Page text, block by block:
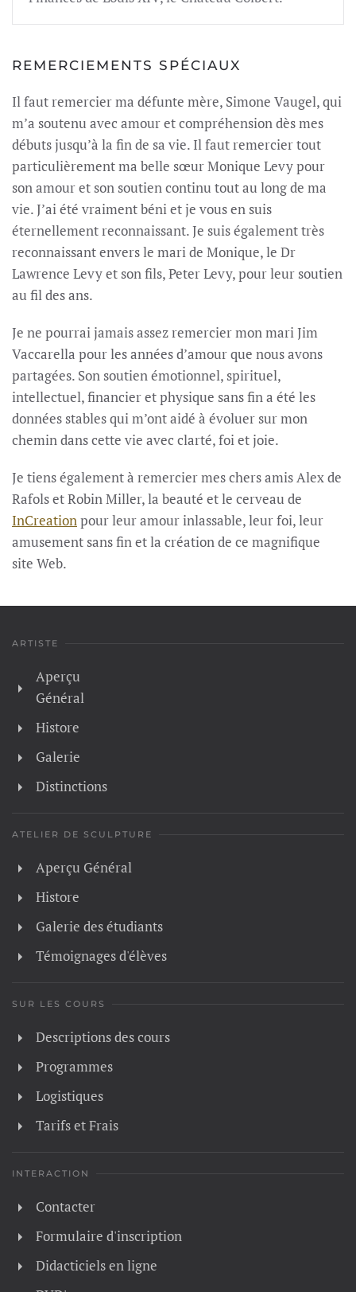
REMERCIEMENTS SPÉCIAUX
Il faut remercier ma défunte mère, Simone Vaugel, qui
m’a soutenu avec amour et compréhension dès mes
débuts jusqu’à la fin de sa vie. Il faut remercier tout
particulièrement ma belle sœur Monique Levy pour
son amour et son soutien continu tout au long de ma
vie. J’ai été vraiment béni et je vous en suis
éternellement reconnaissant. Je suis également très
reconnaissant envers le mari de Monique, le Dr
Lawrence Levy et son fils, Peter Levy, pour leur soutien
au fil des ans.
Je ne pourrai jamais assez remercier mon mari Jim
Vaccarella pour les années d’amour que nous avons
partagées. Son soutien émotionnel, spirituel,
intellectuel, financier et physique sans fin a été les
données stables qui m’ont aidé à évoluer sur mon
chemin dans cette vie avec clarté, foi et joie.
Je tiens également à remercier mes chers amis Alex de
Rafols et Robin Miller, la beauté et le cerveau de
InCreationpour leur amour inlassable, leur foi, leur
amusement sans fin et la création de ce magnifique
site Web.
ARTISTE
Aperçu
Général
Histore
Galerie
Distinctions
ATELIER DE SCULPTURE
Aperçu Général
Histore
Galerie des étudiants
Témoignages d'élèves
SUR LES COURS
Descriptions des cours
Programmes
Logistiques
Tarifs et Frais
INTERACTION
Contacter
Formulaire d'inscription
Didacticiels en ligne